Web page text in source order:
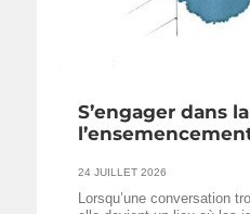
S’engager dans
24 JUILLET 2026
Lorsqu’une conversation